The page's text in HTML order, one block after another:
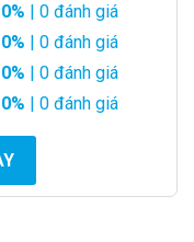
0% | 0 đánh giá
0% | 0 đánh giá
0% | 0 đánh giá
0% | 0 đánh giá